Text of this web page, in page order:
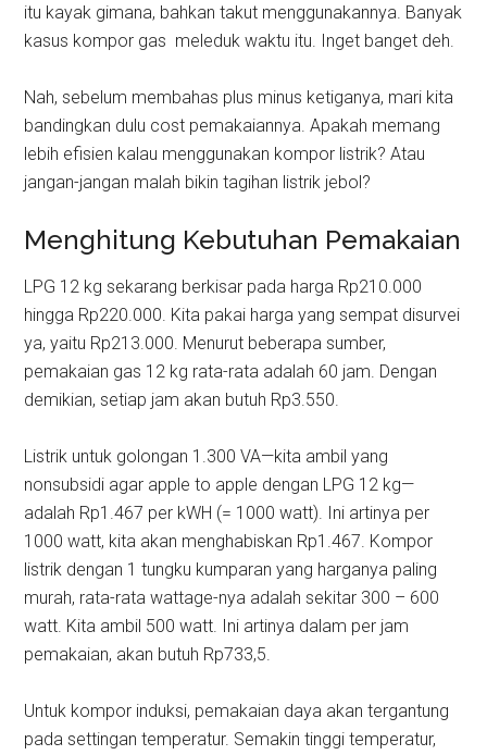
itu kayak gimana, bahkan takut menggunakannya. Banyak
kasus kompor gas meleduk waktu itu. Inget banget deh.
Nah, sebelum membahas plus minus ketiganya, mari kita
bandingkan dulu cost pemakaiannya. Apakah memang
lebih efisien kalau menggunakan kompor listrik? Atau
jangan-jangan malah bikin tagihan listrik jebol?
Menghitung Kebutuhan Pemakaian
LPG 12 kg sekarang berkisar pada harga Rp210.000
hingga Rp220.000. Kita pakai harga yang sempat disurvei
ya, yaitu Rp213.000. Menurut beberapa sumber,
pemakaian gas 12 kg rata-rata adalah 60 jam. Dengan
demikian, setiap jam akan butuh Rp3.550.
Listrik untuk golongan 1.300 VA—kita ambil yang
nonsubsidi agar apple to apple dengan LPG 12 kg—
adalah Rp1.467 per kWH (= 1000 watt). Ini artinya per
1000 watt, kita akan menghabiskan Rp1.467. Kompor
listrik dengan 1 tungku kumparan yang harganya paling
murah, rata-rata wattage-nya adalah sekitar 300 – 600
watt. Kita ambil 500 watt. Ini artinya dalam per jam
pemakaian, akan butuh Rp733,5.
Untuk kompor induksi, pemakaian daya akan tergantung
pada settingan temperatur. Semakin tinggi temperatur,